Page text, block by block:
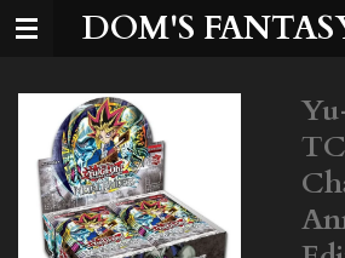
Zum
DOM'S